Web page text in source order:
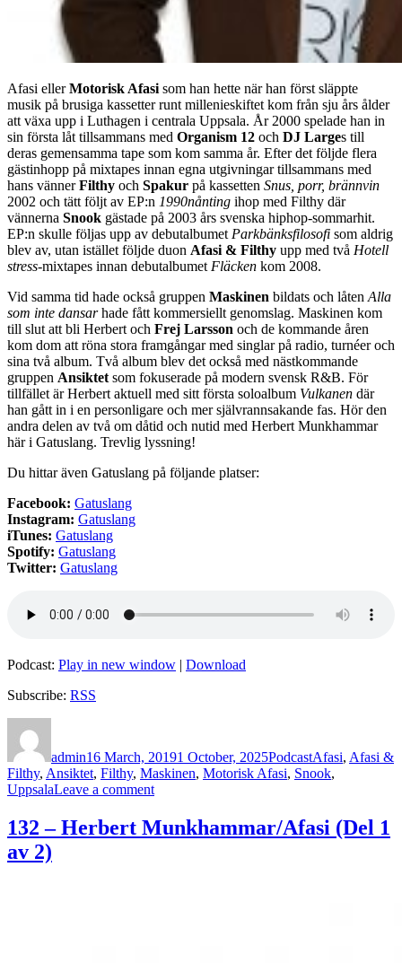
Afasi ellerMotorisk Afasi som han hette när han först släppte
musik på brusiga kassetter runt millenieskiftet kom från sju års ålder
att växa upp i Luthagen i centrala Uppsala. År 2000 spelade han in
sin första låt tillsammans med Organism 12 och DJ Larges till
deras gemensamma tape som kom samma år. Efter det följde flera
gästinhopp på mixtapes innan egna utgivningar tillsammans med
hans vännerFilthy och Spakur på kassetten Snus, porr, brännvin
2002 och tätt följt av EP:n 1990nånting ihop med Filthy där
vännerna Snook gästade på 2003 års svenska hiphop-sommarhit.
EP:n skulle följas upp av debutalbumet Parkbänksfilosofi som aldrig
blev av, utan istället följde duon Afasi & Filthy upp med två Hotell
stress-mixtapes innan debutalbumet Fläcken kom 2008.
Vid samma tid hade också gruppen Maskinen bildats och låten Alla
som inte dansarhade fått kommersiellt genomslag. Maskinen kom
till slut att bli Herbert och Frej Larsson och de kommande åren
kom dom att röna stora framgångar med singlar på radio, turnéer och
sina två album. Två album blev det också med nästkommande
gruppen Ansiktet som fokuserade på modern svensk R&B. För
tillfället är Herbert aktuell med sitt första soloalbum Vulkanen där
han gått in i en personligare och mer självrannsakande fas. Hör den
andra delen av två om dåtid och nutid med Herbert Munkhammar
här i Gatuslang. Trevlig lyssning!
Du hittar även Gatuslang på följande platser:
Facebook: Gatuslang
Instagram: Gatuslang
iTunes: Gatuslang
Spotify: Gatuslang
Twitter: Gatuslang
Podcast: Play in new window | Download
Subscribe: RSS
admin16 March, 20191 October, 2025PodcastAfasi, Afasi &
Filthy, Ansiktet, Filthy, Maskinen, Motorisk Afasi, Snook,
UppsalaLeave a commenton
–
Herbert
132 – Herbert Munkhammar/Afasi (Del 1
av 2)